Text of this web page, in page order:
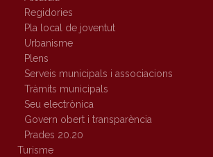
Regidories
Pla local de joventut
Urbanisme
Plens
Serveis municipals i associacions
Tràmits municipals
Seu electrònica
Govern obert i transparència
Prades 20.20
Turisme